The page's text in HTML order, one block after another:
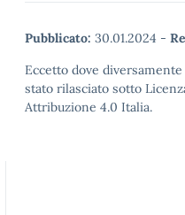
Pubblicato: 30.01.2024 -
Eccetto dove
stato rilasciato sotto
Attribuzione 4.0 Italia.